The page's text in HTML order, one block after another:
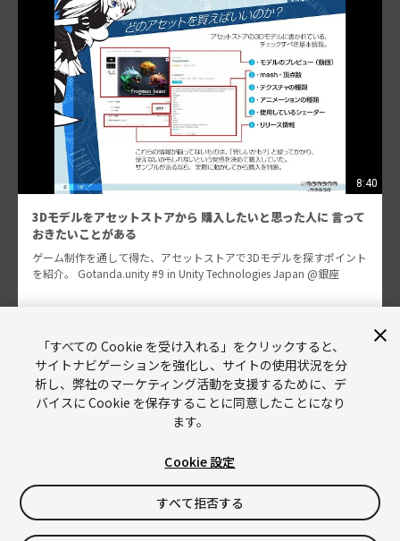
8:40
3Dモデルをアセットストアから 購入したいと思った人に 言って
おきたいことがある
ゲーム制作を通して得た、アセットストアで3Dモデルを探すポイント
を紹介。 Gotanda.unity #9 in Unity Technologies Japan @銀座
岡崎 純二
Unity
Copyright © 2026 Unity Technologies
「すべての Cookie を受け入れる」をクリックすると、
サイトナビゲーションを強化し、サイトの使用状況を分
析し、弊社のマーケティング活動を支援するために、デ
バイスに Cookie を保存することに同意したことになり
ます。
Cookie 設定
すべて拒否する